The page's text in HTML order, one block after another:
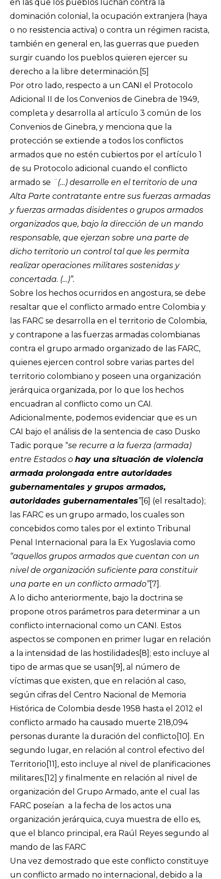
en las que los pueblos luchan contra la
dominación colonial, la ocupación extranjera (haya
o no resistencia activa) o contra un régimen racista,
también en general en, las guerras que pueden
surgir cuando los pueblos quieren ejercer su
derecho a la libre determinación. [5]
Por otro lado, respecto a un CANI el Protocolo
Adicional II de los Convenios de Ginebra de 1949,
completa y desarrolla al artículo 3 común de los
Convenios de Ginebra, y menciona que la
protección se extiende a todos los conflictos
armados que no estén cubiertos por el artículo 1
de su Protocolo adicional cuando el conflicto
armado se ¨(…) desarrolle en el territorio de una
Alta Parte contratante entre sus fuerzas armadas
y fuerzas armadas disidentes o grupos armados
organizados que, bajo la dirección de un mando
responsable, que ejerzan sobre una parte de
dicho territorio un control tal que les permita
realizar operaciones militares sostenidas y
concertada. (…)”.
Sobre los hechos ocurridos en angostura, se debe
resaltar que el conflicto armado entre Colombia y
las FARC se desarrolla en el territorio de Colombia,
y contrapone a las fuerzas armadas colombianas
contra el grupo armado organizado de las FARC,
quienes ejercen control sobre varias partes del
territorio colombiano y poseen una organización
jerárquica organizada, por lo que los hechos
encuadran al conflicto como un CAI.
Adicionalmente, podemos evidenciar que es un
CAI bajo el análisis de la sentencia de caso Dusko
Tadic porque “se recurre a la fuerza (armada)
entre Estados o hay una situación de violencia
armada prolongada entre autoridades
gubernamentales y grupos armados,
autoridades gubernamentales”[6] (el resaltado);
las FARC es un grupo armado, los cuales son
concebidos como tales por el extinto Tribunal
Penal Internacional para la Ex Yugoslavia como
“aquellos grupos armados que cuentan con un
nivel de organización suficiente para constituir
una parte en un conflicto armado”[7] .
A lo dicho anteriormente, bajo la doctrina se
propone otros parámetros para determinar a un
conflicto internacional como un CANI. Estos
aspectos se componen en primer lugar en relación
a la intensidad de las hostilidades [8] ; esto incluye al
tipo de armas que se usan [9] , al número de
víctimas que existen, que en relación al caso,
según cifras del Centro Nacional de Memoria
Histórica de Colombia desde 1958 hasta el 2012 el
conflicto armado ha causado muerte 218,094
personas durante la duración del conflicto [10] . En
segundo lugar, en relación al control efectivo del
Territorio [11] , esto incluye al nivel de planificaciones
militares; [12] y finalmente en relación al nivel de
organización del Grupo Armado, ante el cual las
FARC poseían a la fecha de los actos una
organización jerárquica, cuya muestra de ello es,
que el blanco principal, era Raúl Reyes segundo al
mando de las FARC
Una vez demostrado que este conflicto constituye
un conflicto armado no internacional, debido a la